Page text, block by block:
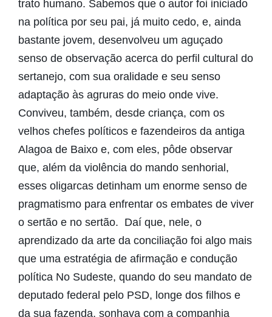
trato humano. Sabemos que o autor foi iniciado
na política por seu pai, já muito cedo, e, ainda
bastante jovem, desenvolveu um aguçado
senso de observação acerca do perfil cultural do
sertanejo, com sua oralidade e seu senso
adaptação às agruras do meio onde vive.
Conviveu, também, desde criança, com os
velhos chefes políticos e fazendeiros da antiga
Alagoa de Baixo e, com eles, pôde observar
que, além da violência do mando senhorial,
esses oligarcas detinham um enorme senso de
pragmatismo para enfrentar os embates de viver
o sertão e no sertão. Daí que, nele, o
aprendizado da arte da conciliação foi algo mais
que uma estratégia de afirmação e condução
política No Sudeste, quando do seu mandato de
deputado federal pelo PSD, longe dos filhos e
da sua fazenda, sonhava com a companhia